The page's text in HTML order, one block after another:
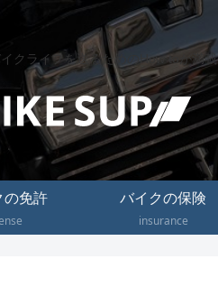
クライフを送るためのHow toが満載
の免許
バイクの保険
insurance